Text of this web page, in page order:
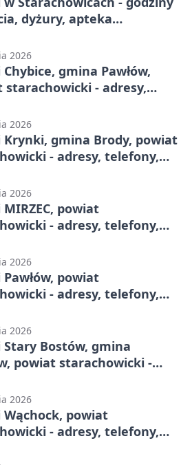
dyżury, apteka
2026
gmina Pawłów,
starachowicki - adresy,
2026
gmina Brody, powiat
- adresy, telefony,
2026
powiat
- adresy, telefony,
2026
powiat
- adresy, telefony,
2026
Bostów, gmina
powiat starachowicki -
2026
powiat
- adresy, telefony,